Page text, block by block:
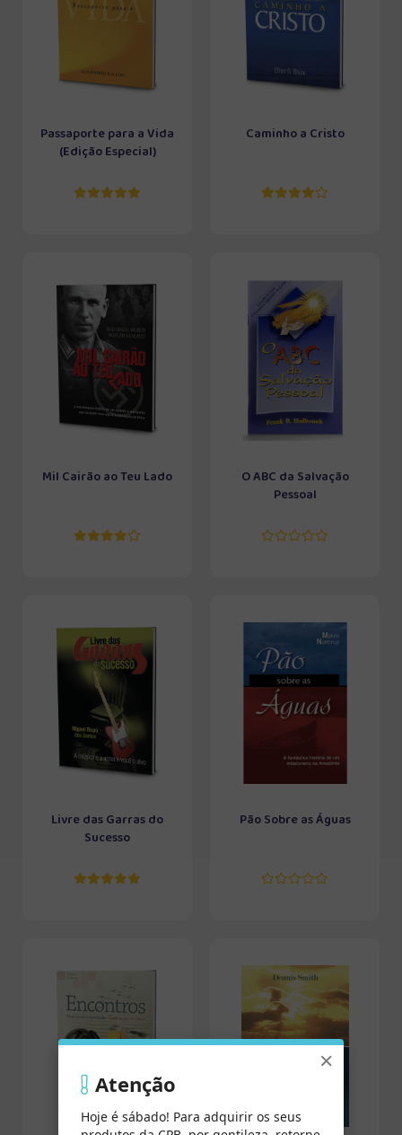
Passaporte para a Vida
(Edição Especial)
Caminho a Cristo
Mil Cairão ao Teu Lado
O ABC da Salvação
Pessoal
Livre das Garras do
Sucesso
Pão Sobre as Águas
×
Atenção
Hoje é sábado! Para adquirir os seus